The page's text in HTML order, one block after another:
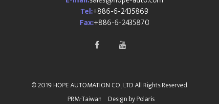
Tel:+886-6-2435869
Fax:+886-6-2435870
© 2019 HOPE AUTOMATION CO., LTD All Rights Reserved.
PRM-Taiwan
Design byPolaris